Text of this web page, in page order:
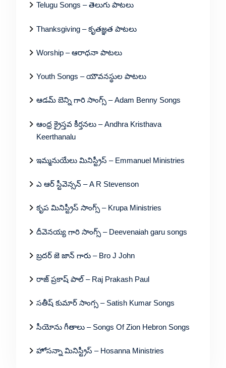
Telugu Songs – తెలుగు పాటలు
Thanksgiving – కృతజ్ఞత పాటలు
Worship – ఆరాధనా పాటలు
Youth Songs – యౌవనస్థుల పాటలు
ఆడమ్ బెన్ని గారి సాంగ్స్ – Adam Benny Songs
ఆంధ్ర క్రైస్తవ కీర్తనలు – Andhra Kristhava
Keerthanalu
ఇమ్మనుయేలు మినిస్ట్రీస్ – Emmanuel Ministries
ఎ ఆర్ స్టీవెన్సన్ – A R Stevenson
కృప మినిస్ట్రీస్ సాంగ్స్ – Krupa Ministries
దీవెనయ్య గారి సాంగ్స్ – Deevenaiah garu songs
బ్రదర్ జె జాన్ గారు – Bro J John
రాజ్ ప్రకాష్ పాల్ – Raj Prakash Paul
సతీష్ కుమార్ సాంగ్స – Satish Kumar Songs
సీయోను గీతాలు – Songs Of Zion Hebron Songs
హోసన్నా మినిస్ట్రీస్ – Hosanna Ministries